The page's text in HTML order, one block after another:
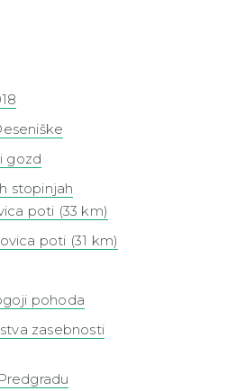
gozd
stopinjah
poti (33 km)
poti (31 km)
pohoda
zasebnosti